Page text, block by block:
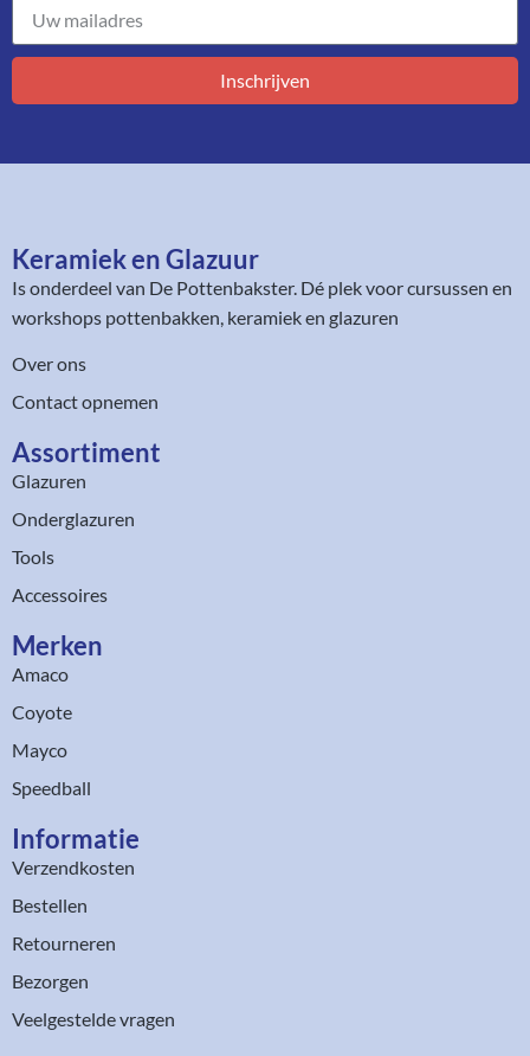
Inschrijven
Keramiek en Glazuur​
Is onderdeel van De Pottenbakster. Dé plek voor cursussen en
workshops pottenbakken, keramiek en glazuren
Over ons
Contact opnemen
Assortiment​
Glazuren
Onderglazuren
Tools
Accessoires
Merken
Amaco
Coyote
Mayco
Speedball
Informatie
Verzendkosten
Bestellen
Retourneren
Bezorgen
Veelgestelde vragen